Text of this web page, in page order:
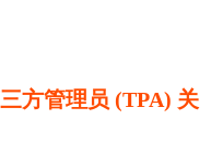
方管理员 (TPA) 关